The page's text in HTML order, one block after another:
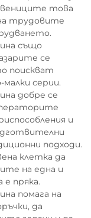
това
трудовите
също
се
поискват
серии.
добре се
и
подходи.
клетка да
на една и
пряка.
помага на
да